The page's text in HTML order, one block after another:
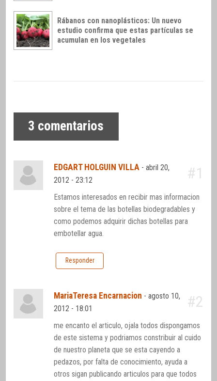
Rábanos con nanoplásticos: Un nuevo
estudio confirma que estas partículas se
acumulan en los vegetales
3 comentarios
EDGART HOLGUIN VILLA -abril 20,
2012 - 23:12
#1
Estamos interesados en recibir mas informacion
sobre el tema de las botellas biodegradables y
como podemos adquirir dichas botellas para
embotellar agua.
Responder
MariaTeresa Encarnacion -agosto 10,
2012 - 18:01
#2
me encanto el articulo, ojala todos dispongamos
de este sistema y podriamos constribuir al cuido
de nuestro planeta que se esta cayendo a
pedazos, por falta de conocimiento, ayuda a
otros sigan publicando articulos para que todos